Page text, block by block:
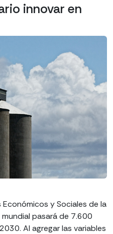
innovar en
y Sociales de la
pasará de 7.600
Al agregar las variables